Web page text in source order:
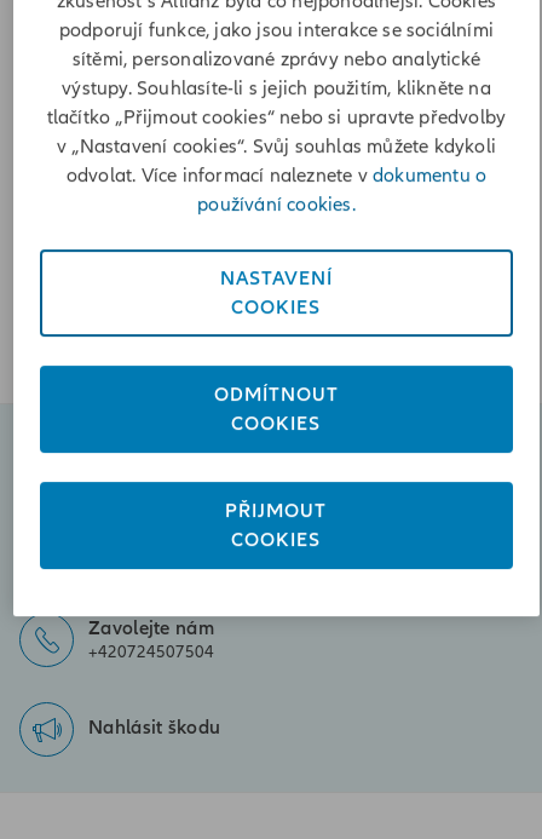
Poslat zprávu
+420724507504
Otevírací doba
Pondělí
08:00-17:00
08:00-15:00
Středa
08:00-17:00
08:00-15:00
08:00-13:00
Sobota
08:00-11:00
Naplánovat schůzku
Zavolejte nám
+420724507504
Nahlásit škodu
podporují funkce, jako jsou interakce se sociálními
sítěmi, personalizované zprávy nebo analytické
výstupy. Souhlasíte-li s jejich použitím, klikněte na
tlačítko „Přijmout cookies“ nebo si upravte předvolby
v „Nastavení cookies“. Svůj souhlas můžete kdykoli
odvolat. Více informací naleznete v dokumentu o
používání cookies.
NASTAVENÍ
COOKIES
ODMÍTNOUT
COOKIES
PŘIJMOUT
COOKIES